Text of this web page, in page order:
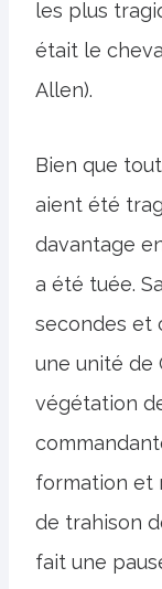
les plus
était le
Allen).
Bien que
aient été
davantage
a été tuée.
secondes et
une unité de
végétation
formation et
de trahison
fait une